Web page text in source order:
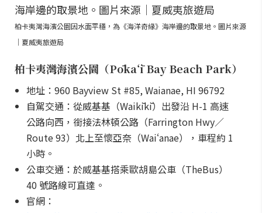
柏卡夷灣海濱公園因水面平穩，為《海洋奇緣》海岸邊的取景地。圖片來源
｜夏威夷旅遊局
柏卡夷灣海濱公園（Pōkaʻī Bay Beach Park）
地址：960 Bayview St #85, Waianae, HI 96792
自駕交通：從威基基（Waikīkī）出發沿 H-1 高速
公路向西，銜接法林頓公路（Farrington Hwy／
Route 93）北上至懷亞奈（Waiʻanae），車程約 1
小時。
公車交通：於威基基搭乘歐胡島公車（TheBus）
40 號路線可直達。
官網：